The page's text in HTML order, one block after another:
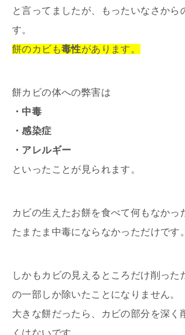
と言ってましたが、もったいなさから
す。
餅のカビも毒性があります。
餅カビの体への弊害は
・中毒
・感染症
・アレルギー
といったことが見られます。
カビの生えたお餅を食べて何もなかっ
たまたま中毒にならなかっただけです。
しかもカビの見えるところだけ削った
の一部しか除いたことになりません。
大きな餅だったら、カビの部分を深く